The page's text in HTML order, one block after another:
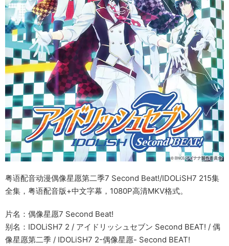
粤语配音动漫偶像星愿第二季7 Second Beat!/IDOLiSH7 215集
全集，粤语配音版+中文字幕，1080P高清MKV格式。
片名：偶像星愿7 Second Beat!
别名：IDOLiSH7 2 / アイドリッシュセブン Second BEAT! / 偶
像星愿第二季 / IDOLiSH7 2-偶像星愿- Second BEAT!